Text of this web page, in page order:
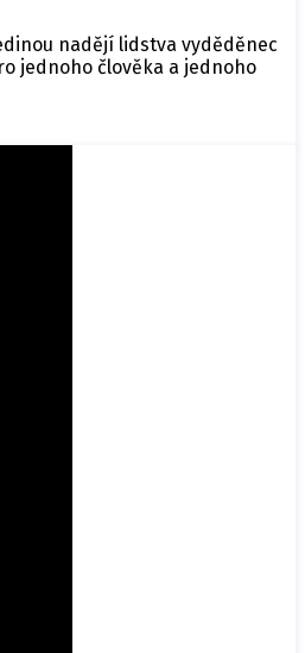
nadějí lidstva vyděděnec
jednoho člověka a jednoho